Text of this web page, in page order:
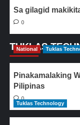
Sa gilagid
0
TUKLAS
National Tuklas
Pinakamalaking
Pilipinas
0
Tuklas Technology